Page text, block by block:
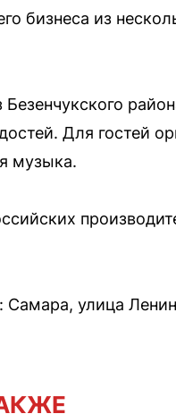
бизнеса из
Для гостей
музыка.
Самара, улица